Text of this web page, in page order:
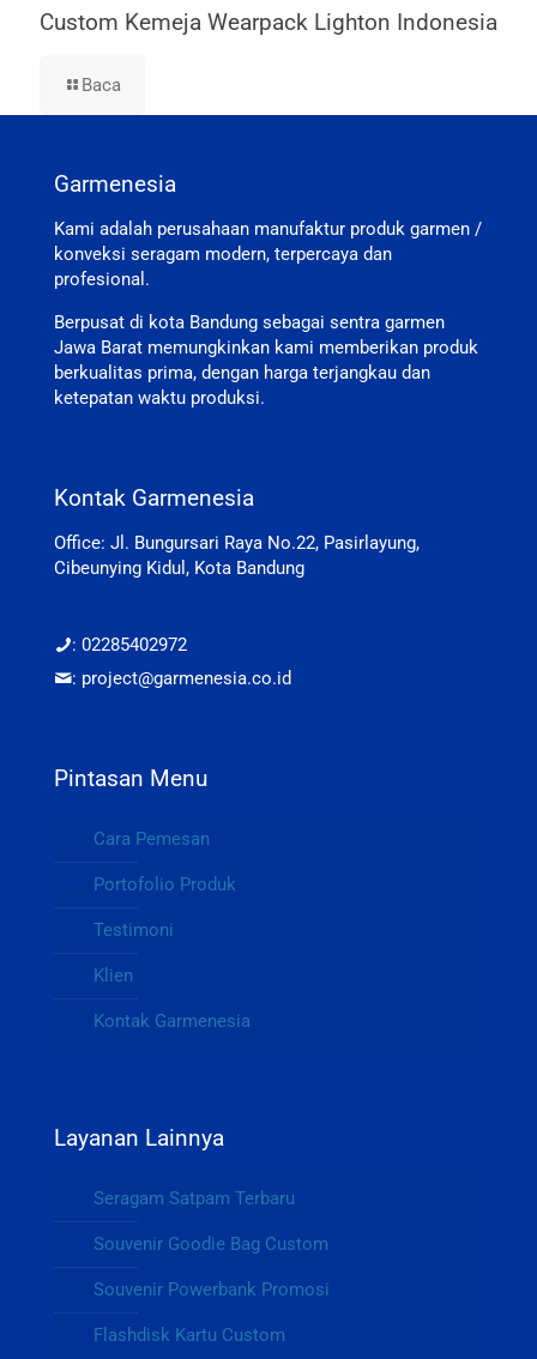
Custom Kemeja Wearpack Lighton Indonesia
Baca
Garmenesia
Kami adalah perusahaan manufaktur produk garmen /
konveksi seragam modern, terpercaya dan
profesional.
Berpusat di kota Bandung sebagai sentra garmen
Jawa Barat memungkinkan kami memberikan produk
berkualitas prima, dengan harga terjangkau dan
ketepatan waktu produksi.
Kontak Garmenesia
Office: Jl. Bungursari Raya No.22, Pasirlayung,
Cibeunying Kidul, Kota Bandung
: 02285402972
: project@garmenesia.co.id
Pintasan Menu
Cara Pemesan
Portofolio Produk
Testimoni
Klien
Kontak Garmenesia
Layanan Lainnya
Seragam Satpam Terbaru
Souvenir Goodie Bag Custom
Souvenir Powerbank Promosi
Flashdisk Kartu Custom